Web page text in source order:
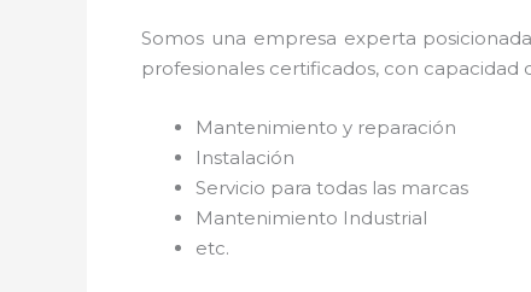
Somos una empresa experta
profesionales certificados, con capacidad
Mantenimiento y reparación
Instalación
Servicio para todas las marcas
Mantenimiento Industrial
etc.